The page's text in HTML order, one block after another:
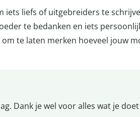
iets liefs of uitgebreiders te
te bedanken en iets
te laten merken hoeveel jouw
Dank je wel voor alles wat je